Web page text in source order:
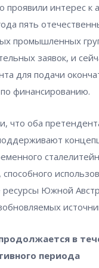
проявили интерес к
пять
промышленных
заявок, и
для подачи
финансированию.
что оба
ресурсы Южной
в
периода